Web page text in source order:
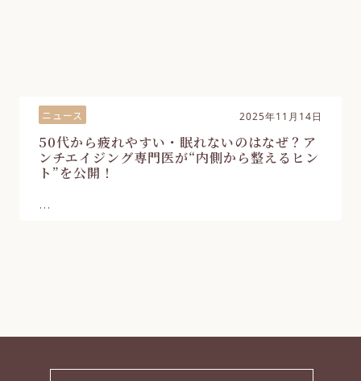
ニュース 2025年11月14日
50代から疲れやすい・眠れないのはなぜ？ア
ンチエイジング専門医が“内側から整えるヒン
ト”を公開！
...